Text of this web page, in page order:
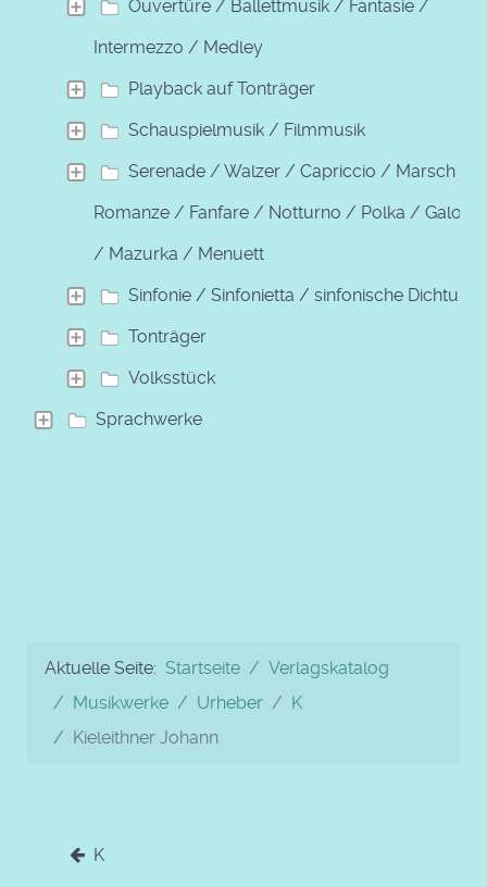
Ouvertüre / Ballettmusik / Fantasie /
Intermezzo / Medley
Playback auf Tonträger
Schauspielmusik / Filmmusik
Serenade / Walzer / Capriccio / Marsch /
Romanze / Fanfare / Notturno / Polka / Galopp
/ Mazurka / Menuett
Sinfonie / Sinfonietta / sinfonische Dichtung
Tonträger
Volksstück
Sprachwerke
Aktuelle Seite: Startseite
Verlagskatalog
Musikwerke
Urheber
K
Kieleithner Johann
K